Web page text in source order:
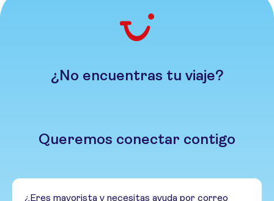
¿No encuentras tu viaje?
Queremos conectar contigo
¿Eres mayorista y necesitas ayuda por correo